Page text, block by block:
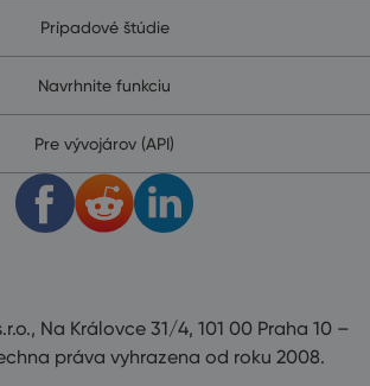
Prípadové štúdie
Navrhnite funkciu
Pre vývojárov (API)
Na Královce 31/4, 101 00 Praha 10 –
práva vyhrazena od roku 2008.